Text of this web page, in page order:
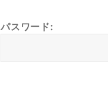
パスワード: